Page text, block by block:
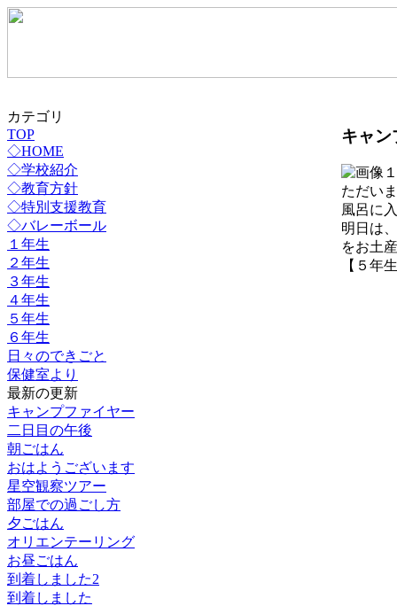
カテゴリ
TOP
◇HOME
◇学校紹介
◇教育方針
◇特別支援教育
◇バレーボール
１年生
２年生
３年生
４年生
５年生
６年生
日々のできごと
保健室より
最新の更新
キャンプファイヤー
二日目の午後
朝ごはん
おはようございます
星空観察ツアー
部屋での過ごし方
夕ごはん
オリエンテーリング
お昼ごはん
到着しました2
到着しました
キャン
ただい
風呂に
明日は
をお土
【５年